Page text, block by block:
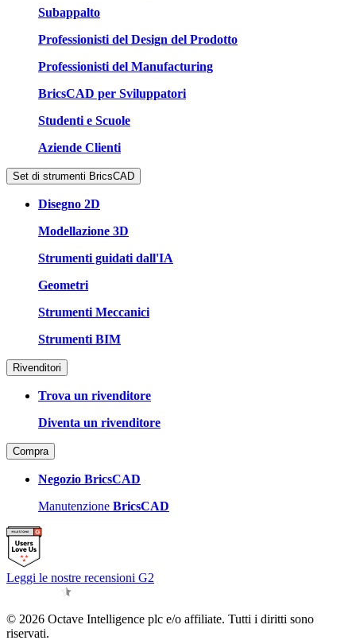
Subappalto
Professionisti del Design del Prodotto
Professionisti del Manufacturing
BricsCAD per Sviluppatori
Studenti e Scuole
Aziende Clienti
Set di strumenti BricsCAD
Disegno 2D
Modellazione 3D
Strumenti guidati dall'IA
Geometri
Strumenti Meccanici
Strumenti BIM
Rivenditori
Trova un rivenditore
Diventa un rivenditore
Compra
Negozio BricsCAD
Manutenzione BricsCAD
Leggi le nostre recensioni G2
© 2026 Octave Intelligence plc e/o affiliate. Tutti i diritti sono
riservati.